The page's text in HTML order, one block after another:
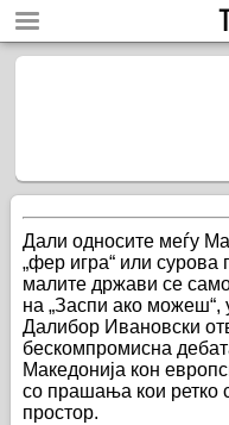
Дали односите меѓу
„фер игра“ или сурова
малите држави се
на „Заспи ако можеш“,
Далибор Ивановски
бескомпромисна
Македонија кон
со прашања кои ретко
простор.